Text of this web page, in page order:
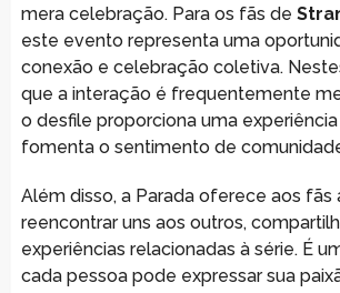
mera celebração. Para os fãs de
este evento representa uma
conexão e celebração coletiva.
que a interação é frequentemente
o desfile proporciona uma
fomenta o sentimento de
Além disso, a Parada oferece aos fãs
reencontrar uns aos outros,
experiências relacionadas à série. É
cada pessoa pode expressar sua